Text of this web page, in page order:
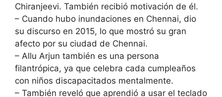
Chiranjeevi. También recibió motivación de él.
– Cuando hubo inundaciones en Chennai, dio
su discurso en 2015, lo que mostró su gran
afecto por su ciudad de Chennai.
– Allu Arjun también es una persona
filantrópica, ya que celebra cada cumpleaños
con niños discapacitados mentalmente.
– También reveló que aprendió a usar el teclado